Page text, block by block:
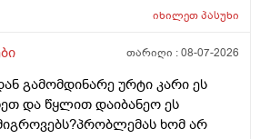
ვერანაირად ექიმთან ვერ
მაომც ჩავიდეს თუ თავის
ვიტამინი გაიკეთოს და უბნის
ვენდო ის ხომ კარდიოლოგი
ვაკვირდები არაა მცოდნე ამ
იხილეთპასუხი
თარიღი :08-07-2026
გამომდინარე ურტი კარი ეს
და წყლით დაიბანეო ეს
ხომ არ